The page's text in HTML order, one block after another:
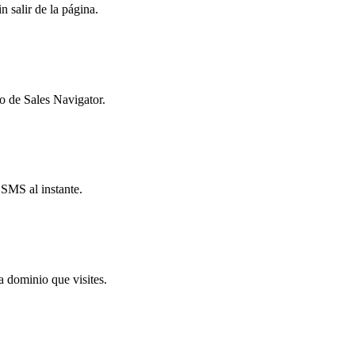
salir de la página.
de Sales Navigator.
al instante.
dominio que visites.